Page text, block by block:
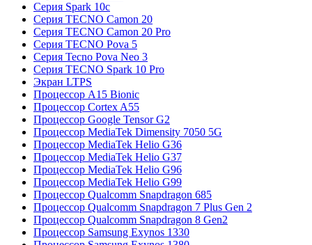
Серия Spark 10c
Серия TECNO Camon 20
Серия TECNO Camon 20 Pro
Серия TECNO Pova 5
Серия Tecno Pova Neo 3
Серия TECNO Spark 10 Pro
Экран LTPS
Процессор A15 Bionic
Процессор Cortex A55
Процессор Google Tensor G2
Процессор MediaTek Dimensity 7050 5G
Процессор MediaTek Helio G36
Процессор MediaTek Helio G37
Процессор MediaTek Helio G96
Процессор MediaTek Helio G99
Процессор Qualcomm Snapdragon 685
Процессор Qualcomm Snapdragon 7 Plus Gen 2
Процессор Qualcomm Snapdragon 8 Gen2
Процессор Samsung Exynos 1330